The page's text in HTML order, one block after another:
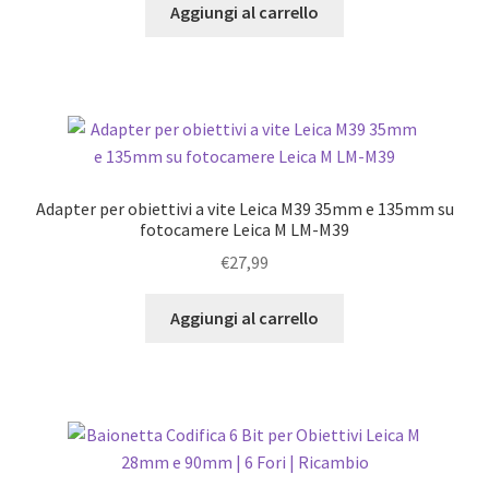
Aggiungi al carrello
Adapter per obiettivi a vite Leica M39 35mm e 135mm su
fotocamere Leica M LM-M39
€27,99
Aggiungi al carrello